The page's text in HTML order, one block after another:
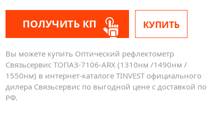
ПОЛУЧИТЬ КП КУПИТЬ
Вы можете купить Оптический рефлектометр
Связьсервис ТОПАЗ-7106-ARX (1310нм /1490нм /
1550нм) в интернет-каталоге TINVEST официального
дилера Связьсервис по выгодной цене с доставкой по
РФ.